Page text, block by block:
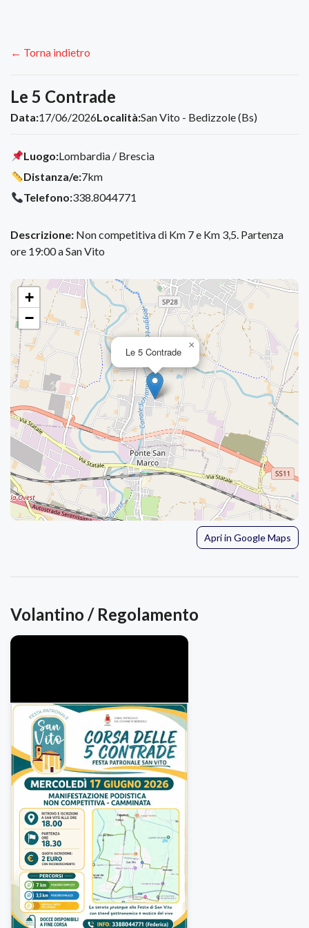
← Torna indietro
Le 5 Contrade
Data:17/06/2026Località:San Vito - Bedizzole (Bs)
Luogo:Lombardia / Brescia
Distanza/e:7km
Telefono:338.8044771
Descrizione: Non competitiva di Km 7 e Km 3,5. Partenza
ore 19:00 a San Vito
Le 5 Contrade
×
+
−
Apri in Google Maps
Volantino / Regolamento